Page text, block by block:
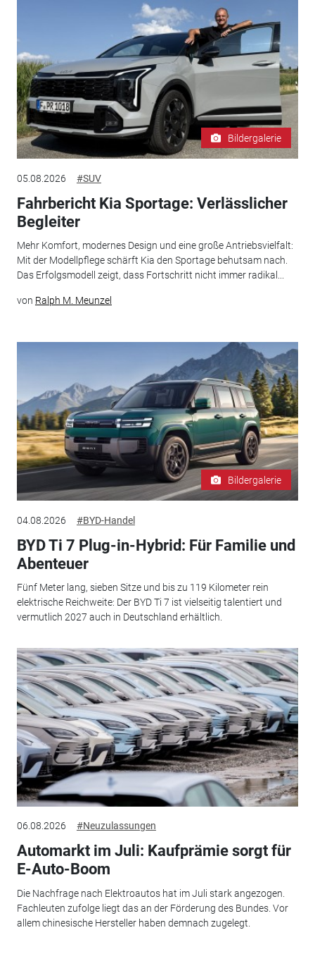
Bildergalerie
05.08.2026 #SUV
Fahrbericht Kia Sportage: Verlässlicher
Begleiter
Mehr Komfort, modernes Design und eine große Antriebsvielfalt:
Mit der Modellpflege schärft Kia den Sportage behutsam nach.
Das Erfolgsmodell zeigt, dass Fortschritt nicht immer radikal...
von Ralph M. Meunzel
Bildergalerie
04.08.2026 #BYD-Handel
BYD Ti 7 Plug-in-Hybrid: Für Familie und
Abenteuer
Fünf Meter lang, sieben Sitze und bis zu 119 Kilometer rein
elektrische Reichweite: Der BYD Ti 7 ist vielseitig talentiert und
vermutlich 2027 auch in Deutschland erhältlich.
06.08.2026 #Neuzulassungen
Automarkt im Juli: Kaufprämie sorgt für
E-Auto-Boom
Die Nachfrage nach Elektroautos hat im Juli stark angezogen.
Fachleuten zufolge liegt das an der Förderung des Bundes. Vor
allem chinesische Hersteller haben demnach zugelegt.